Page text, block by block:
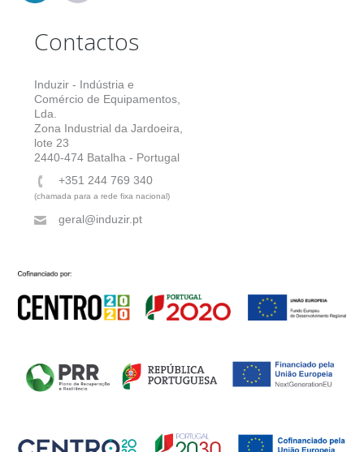
Contactos
Induzir - Indústria e
Comércio de Equipamentos,
Lda.
Zona Industrial da Jardoeira,
lote 23
2440-474 Batalha - Portugal
+351 244 769 340
(chamada para a rede fixa nacional)
geral@induzir.pt